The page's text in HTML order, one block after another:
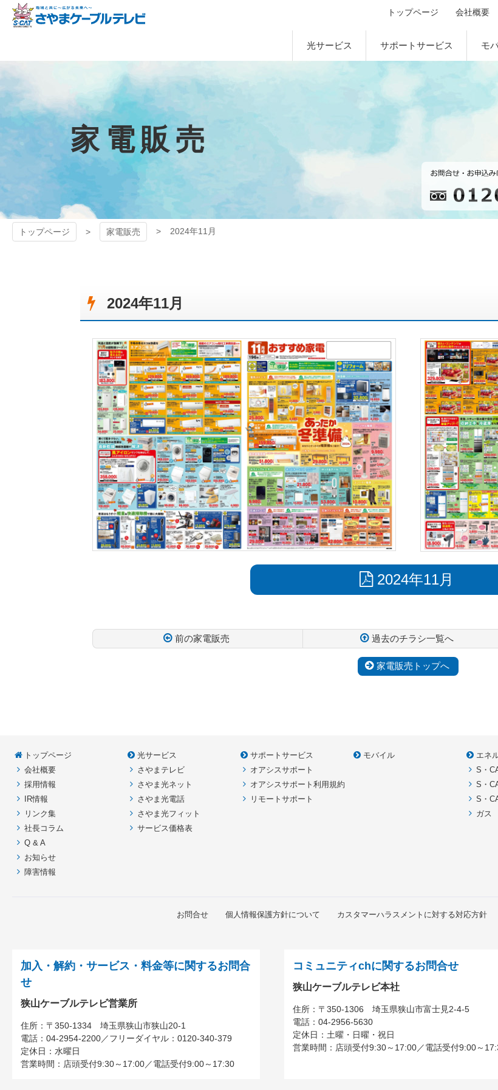
本
キ
ッ
テレビ
トップページ 会社概要
光サービス サポートサービス モ
家電販売
トップページ 家電販売 2024年11月
2024年11月
2024年11月
前の家電販売 過去のチラシ一覧へ
家電販売トップへ
本頭
トップページ
会社概要
採用情報
IR情報
リンク集
社長コラム
Q & A
お知らせ
障害情報
光サービス
さやまテレビ
さやま光ネット
さやま光電話
さやま光フィット
サービス価格表
サポートサービス
オアシスサポート
オアシスサポート利用規約
リモートサポート
モバイル
エネ
S・
S・
S・
ガス
お問合せ 個人情報保護方針について カスタマーハラスメントに対する対応方針
加入・解約・サービス・料金等に関するお問合
せ
狭山ケーブルテレビ営業所
住所： 〒350-1334 埼玉県狭山市狭山20-1
電話： 04-2954-2200／フリーダイヤル：0120-340-379
定休日：水曜日
営業時間： 店頭受付9:30～17:00／電話受付9:00～17:30
コミュニティchに関するお問合せ
狭山ケーブルテレビ本社
住所： 〒350-1306 埼玉県狭山市富士見2-4-5
電話： 04-2956-5630
定休日：土曜・日曜・祝日
営業時間： 店頭受付9:30～17:00／電話受付9:00～